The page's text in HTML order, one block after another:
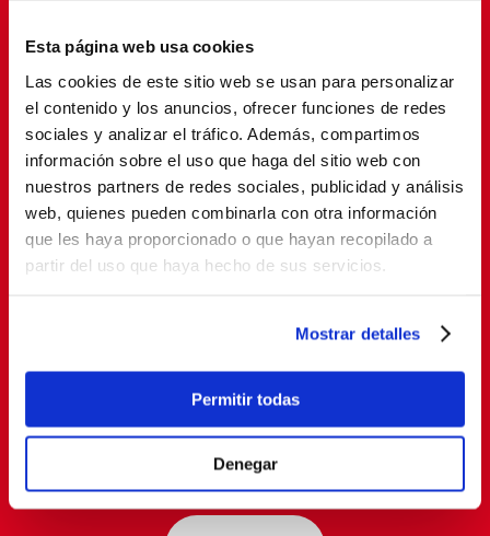
Esta página web usa cookies
Las cookies de este sitio web se usan para personalizar
el contenido y los anuncios, ofrecer funciones de redes
sociales y analizar el tráfico. Además, compartimos
información sobre el uso que haga del sitio web con
nuestros partners de redes sociales, publicidad y análisis
web, quienes pueden combinarla con otra información
que les haya proporcionado o que hayan recopilado a
partir del uso que haya hecho de sus servicios.
Mostrar detalles
Permitir todas
Denegar
SUSCRIBETE